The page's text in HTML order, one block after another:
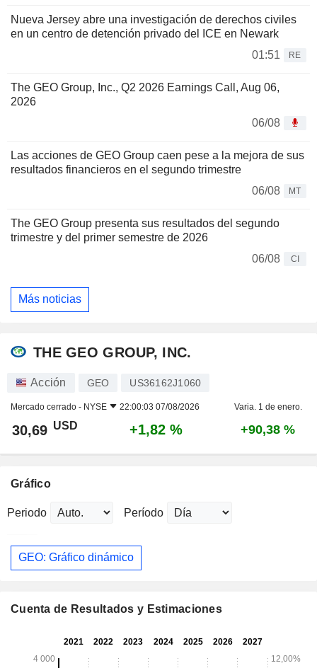
Nueva Jersey abre una investigación de derechos civiles
en un centro de detención privado del ICE en Newark
01:51
RE
The GEO Group, Inc., Q2 2026 Earnings Call, Aug 06,
2026
06/08
Las acciones de GEO Group caen pese a la mejora de sus
resultados financieros en el segundo trimestre
06/08
MT
The GEO Group presenta sus resultados del segundo
trimestre y del primer semestre de 2026
06/08
CI
Más noticias
THE GEO GROUP, INC.
Acción GEO US36162J1060
Mercado cerrado - NYSE 22:00:03 07/08/2026 Varia. 1 de enero.
30,69 USD +1,82 % +90,38 %
Gráfico
Periodo Período
GEO: Gráfico dinámico
Cuenta de Resultados y Estimaciones